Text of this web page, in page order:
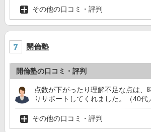
その他の口コミ・評判
開倫塾
開倫塾の口コミ・評判
点数が下がったり理解不足な点は、
りサポートしてくれました。（40代
その他の口コミ・評判